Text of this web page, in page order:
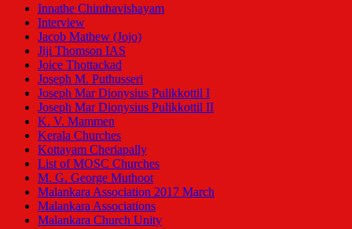
Innathe Chinthavishayam
Interview
Jacob Mathew (Jojo)
Jiji Thomson IAS
Joice Thottackad
Joseph M. Puthusseri
Joseph Mar Dionysius Pulikkottil I
Joseph Mar Dionysius Pulikkottil II
K. V. Mammen
Kerala Churches
Kottayam Cheriapally
List of MOSC Churches
M. G. George Muthoot
Malankara Association 2017 March
Malankara Associations
Malankara Church Unity